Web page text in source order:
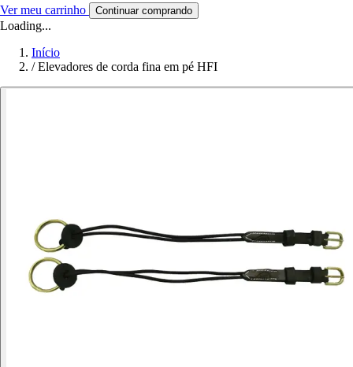
Ver meu carrinho Continuar comprando
Loading...
Início
/ Elevadores de corda fina em pé HFI